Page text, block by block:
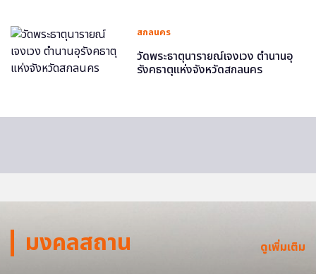
สกลนคร
วัดพระธาตุนารายณ์เจงเวง ตำนานอุ
รังคธาตุแห่งจังหวัดสกลนคร
มงคลสถาน ดูเพิ่มเติม